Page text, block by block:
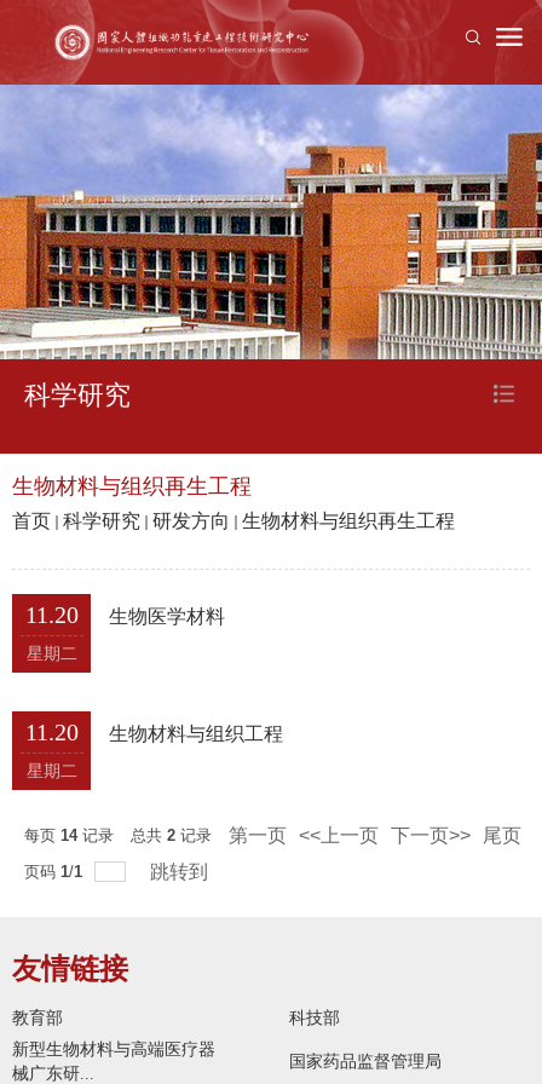
科学研究
生物材料与组织再生工程
首页 科学研究 研发方向 生物材料与组织再生工程
11.20
星期二
生物医学材料
11.20
星期二
生物材料与组织工程
每页 14记录 总共 2 记录 第一页 <<上一页 下一页>> 尾页
页码 1/1 跳转到
友情链接
教育部
科技部
新型生物材料与高端医疗器
械广东研...
国家药品监督管理局